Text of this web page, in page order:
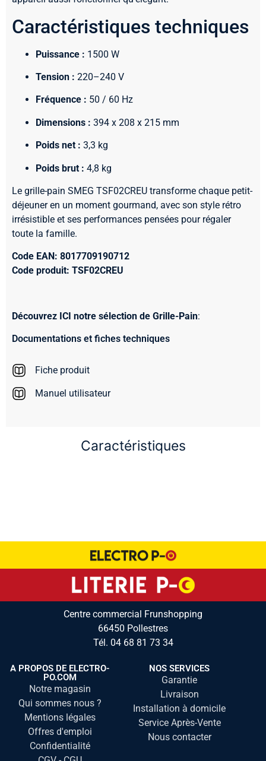
Caractéristiques
Caractéristiques techniques
Puissance : 1500 W
Tension : 220–240 V
Fréquence : 50 / 60 Hz
Dimensions : 394 x 208 x 215 mm
Poids net : 3,3 kg
Poids brut : 4,8 kg
Le grille-pain SMEG TSF02CREU transforme chaque petit-
déjeuner en un moment gourmand, avec son style rétro
irrésistible et ses performances pensées pour régaler
toute la famille.
Code EAN: 8017709190712
Code produit: TSF02CREU
Découvrez ICI notre sélection de Grille-Pain:
Documentations et fiches techniques
Fiche produit
Manuel utilisateur
Centre commercial Frunshopping
66450 Pollestres
Tél. 04 68 81 73 34
A PROPOS DE ELECTRO-
PO.COM
Notre magasin
Qui sommes nous ?
Mentions légales
Offres d'emploi
Confidentialité
NOS SERVICES
Garantie
Livraison
Installation à domicile
Service Après-Vente
Nous contacter